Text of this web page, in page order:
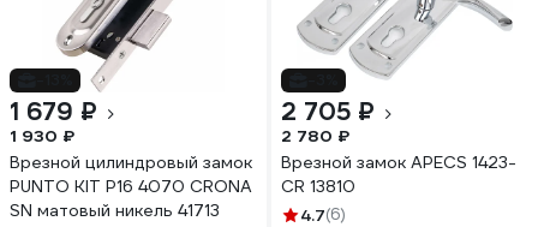
1 679 ₽
1 930 ₽
Врезной цилиндровый замок
PUNTO KIT P16 4070 CRONA
SN матовый никель 41713
2 705 ₽
2 780 ₽
Врезной замок APECS 1423-
CR 13810
4.7(6)